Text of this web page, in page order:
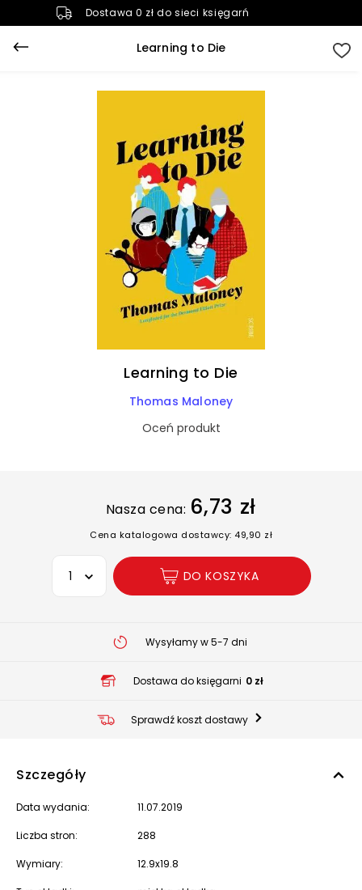
Dostawa 0 zł do sieci księgarń
Learning to Die
Learning to Die
Thomas Maloney
Oceń produkt
Nasza cena: 6,73 zł
Cena katalogowa dostawcy: 49,90 zł
Wybierz opcję
DO KOSZYKA
Wysyłamy w 5-7 dni
Dostawa do księgarni 0 zł
Sprawdź koszt dostawy
Szczegóły
Data wydania: 11.07.2019
Liczba stron: 288
Wymiary: 12.9x19.8